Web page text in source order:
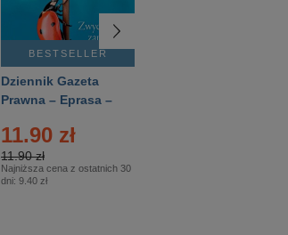
BESTSELLER
Dziennik Gazeta
Prawna – Eprasa –
11.90 zł
11.90 zł
Najniższa cena z ostatnich 30
dni: 9.40 zł